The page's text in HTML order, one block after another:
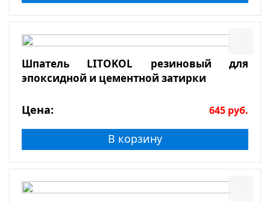
Шпатель LITOKOL резиновый для
эпоксидной и цементной затирки
Цена: 645 руб.
В корзину